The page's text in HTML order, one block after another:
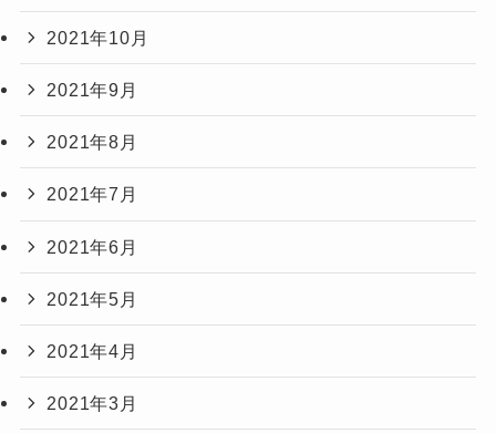
2021年10月
2021年9月
2021年8月
2021年7月
2021年6月
2021年5月
2021年4月
2021年3月